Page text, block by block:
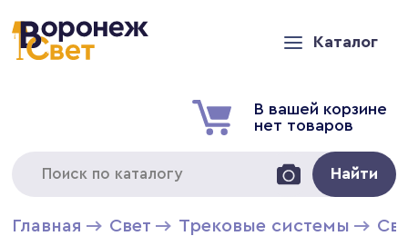
Каталог
В вашей корзине
нет товаров
Найти
Главная Свет Трековые системы